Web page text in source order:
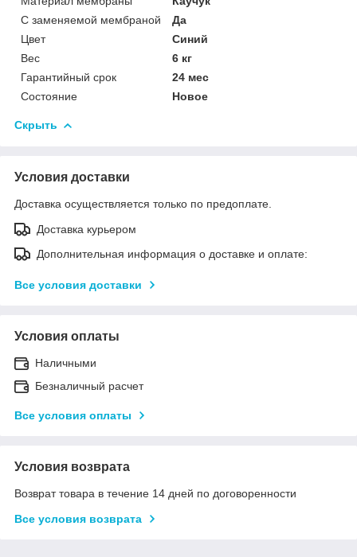
С заменяемой мембраной
Да
Цвет
Синий
Вес
6 кг
Гарантийный срок
24 мес
Состояние
Новое
Скрыть
Условия доставки
Доставка осуществляется только по предоплате.
Доставка курьером
Дополнительная информация о доставке и оплате:
Все условия доставки
Условия оплаты
Наличными
Безналичный расчет
Все условия оплаты
Условия возврата
Возврат товара в течение 14 дней по договоренности
Все условия возврата